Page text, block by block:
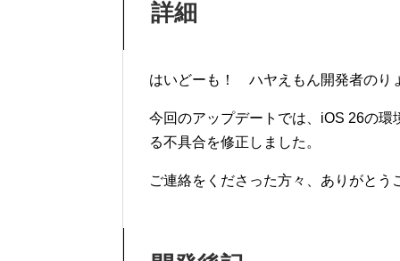
詳細
はいどーも！ ハヤえもん開発者のり
今回のアップデートでは、iOS 26の
る不具合を修正しました。
ご連絡をくださった方々、ありがとう